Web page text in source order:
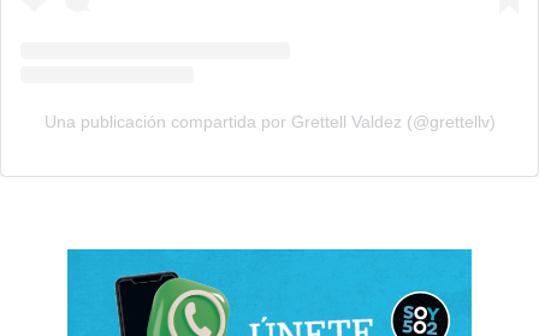
Una publicación compartida por Grettell Valdez (@grettellv)